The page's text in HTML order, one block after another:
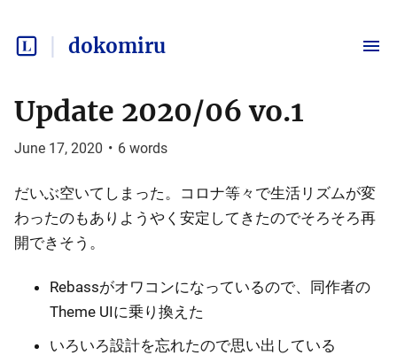
dokomiru
Update 2020/06 vo.1
June 17, 2020 • 6 words
だいぶ空いてしまった。コロナ等々で生活リズムが変
わったのもありようやく安定してきたのでそろそろ再
開できそう。
Rebassがオワコンになっているので、同作者の
Theme UIに乗り換えた
いろいろ設計を忘れたので思い出している